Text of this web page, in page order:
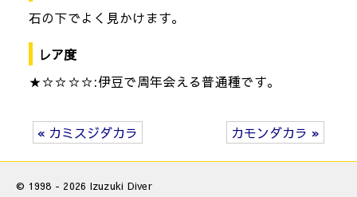
石の下でよく見かけます。
レア度
★☆☆☆☆:伊豆で周年会える普通種です。
« カミスジダカラ カモンダカラ »
© 1998 - 2026 Izuzuki Diver